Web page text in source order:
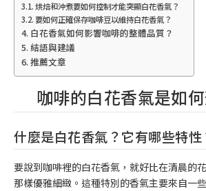
烘焙和沖煮要如何控制才能突顯白花香氣？
要如何正確保存咖啡豆以維持白花香氣？
白花香氣如何影響咖啡的整體品質？
結語與建議
推薦文章
咖啡的白花香氣是如
什麼是白花香氣？它有哪些特性
要說到咖啡裡的白花香氣，就好比在清晨的
那樣優雅細緻。這種特別的香氣主要來自一